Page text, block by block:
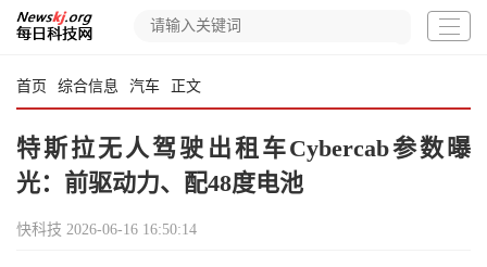
首页 综合信息 汽车 正文
特斯拉无人驾驶出租车Cybercab参数曝
光：前驱动力、配48度电池
快科技 2026-06-16 16:50:14